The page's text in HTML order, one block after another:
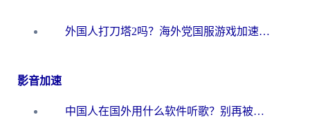
外国人打刀塔2吗？海外党国服游戏加速避坑全攻略
影音加速
中国人在国外用什么软件听歌？别再被地域限制卡脖子，这篇教你轻松解锁国内音乐库